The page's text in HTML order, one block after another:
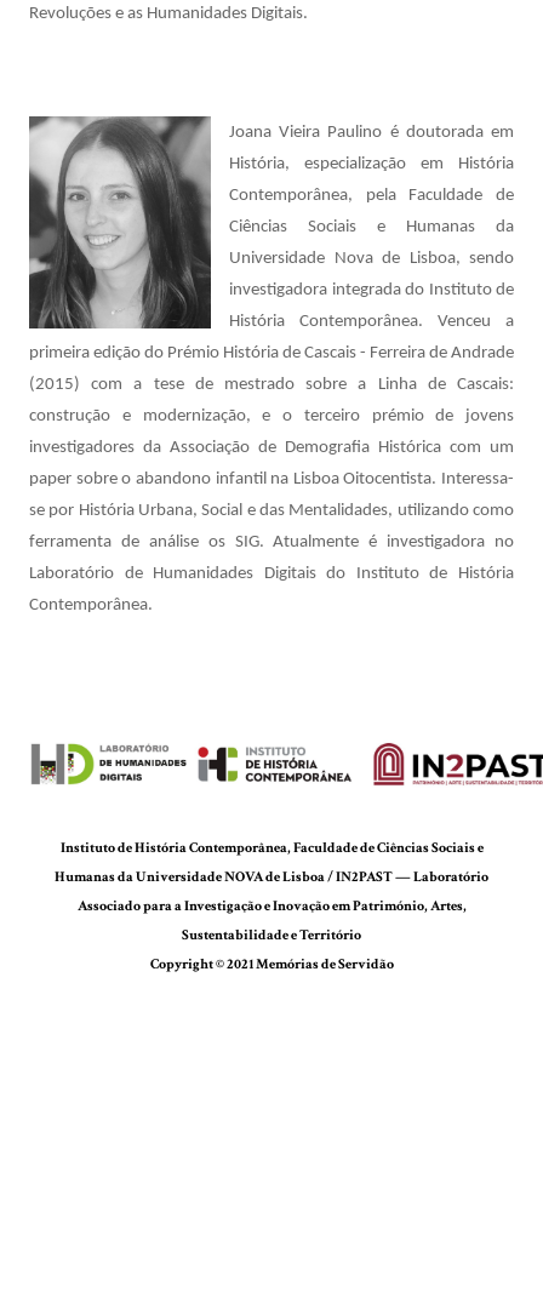
Revoluções e as Humanidades Digitais.
Joana Vieira Paulino é doutorada em
História, especialização em História
Contemporânea, pela Faculdade de
Ciências Sociais e Humanas da
Universidade Nova de Lisboa, sendo
investigadora integrada do Instituto de
História Contemporânea. Venceu a
primeira edição do Prémio História de Cascais - Ferreira de Andrade
(2015) com a tese de mestrado sobre a Linha de Cascais:
construção e modernização, e o terceiro prémio de jovens
investigadores da Associação de Demografia Histórica com um
paper sobre o abandono infantil na Lisboa Oitocentista. Interessa-
se por História Urbana, Social e das Mentalidades, utilizando como
ferramenta de análise os SIG. Atualmente é investigadora no
Laboratório de Humanidades Digitais do Instituto de História
Contemporânea.
Instituto de História Contemporânea, Faculdade de Ciências Sociais e
Humanas da Universidade NOVA de Lisboa / IN2PAST — Laboratório
Associado para a Investigação e Inovação em Património, Artes,
Sustentabilidade e Território
Copyright © 2021 Memórias de Servidão